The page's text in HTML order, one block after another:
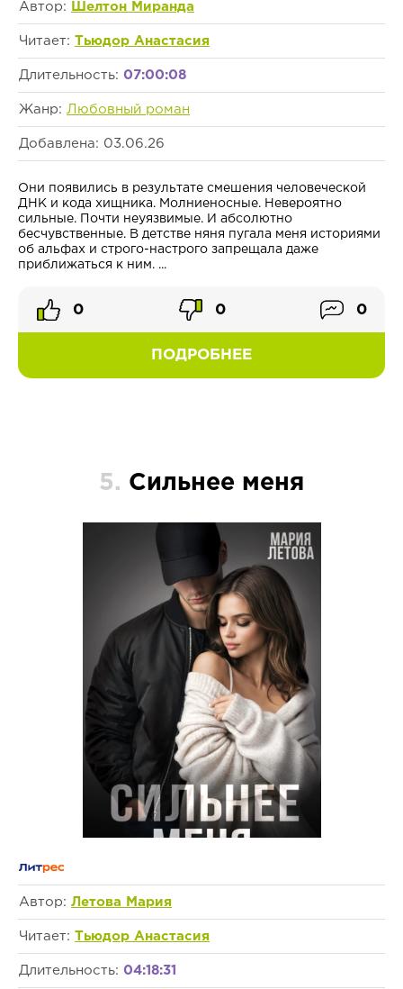
Автор: Шелтон Миранда
Читает: Тьюдор Анастасия
Длительность: 07:00:08
Жанр: Любовный роман
Добавлена: 03.06.26
Они появились в результате смешения человеческой
ДНК и кода хищника. Молниеносные. Невероятно
сильные. Почти неуязвимые. И абсолютно
бесчувственные. В детстве няня пугала меня историями
об альфах и строго-настрого запрещала даже
приближаться к ним. ...
ПОДРОБНЕЕ
0 0 0
5. Сильнее меня
Автор: Летова Мария
Читает: Тьюдор Анастасия
Длительность: 04:18:31